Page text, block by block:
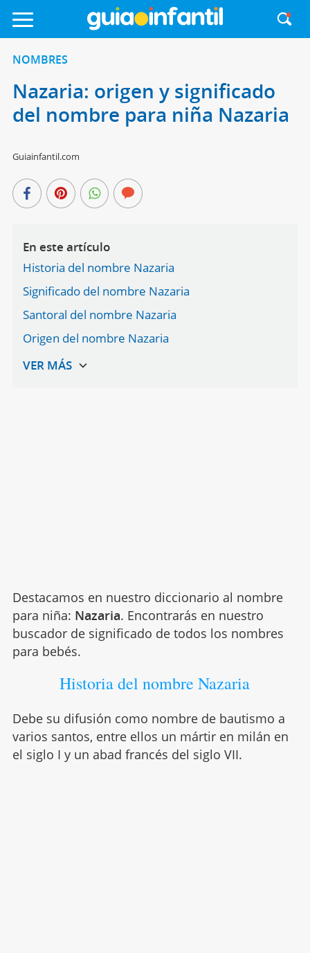
NOMBRES
Nazaria: origen y significado
del nombre para niña Nazaria
Guiainfantil.com
En este artículo
Historia del nombre Nazaria
Significado del nombre Nazaria
Santoral del nombre Nazaria
Origen del nombre Nazaria
Destacamos en nuestro diccionario al nombre
para niña: Nazaria. Encontrarás en nuestro
buscador de significado de todos los nombres
para bebés.
Historia del nombre Nazaria
Debe su difusión como nombre de bautismo a
varios santos, entre ellos un mártir en milán en
el siglo I y un abad francés del siglo VII.